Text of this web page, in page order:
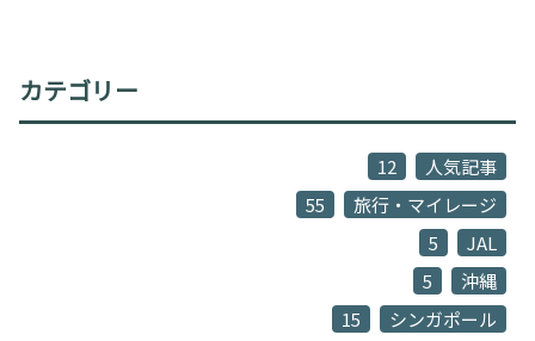
カテゴリー
人気記事
12
旅行・マイレージ
55
JAL
5
沖縄
5
シンガポール
15